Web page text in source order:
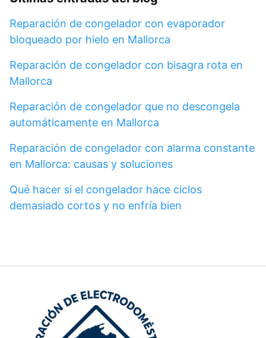
Reparación de congelador con evaporador
bloqueado por hielo en Mallorca
Reparación de congelador con bisagra rota en
Mallorca
Reparación de congelador que no descongela
automáticamente en Mallorca
Reparación de congelador con alarma constante
en Mallorca: causas y soluciones
Qué hacer si el congelador hace ciclos
demasiado cortos y no enfría bien